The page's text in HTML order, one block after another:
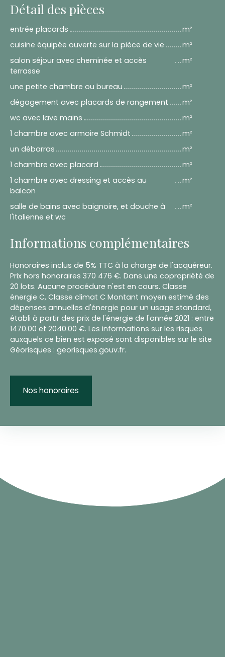
Détail des pièces
entrée placards
m²
cuisine équipée ouverte sur la pièce de vie
m²
salon séjour avec cheminée et accès
terrasse
m²
une petite chambre ou bureau
m²
dégagement avec placards de rangement
m²
wc avec lave mains
m²
1 chambre avec armoire Schmidt
m²
un débarras
m²
1 chambre avec placard
m²
1 chambre avec dressing et accès au
balcon
m²
salle de bains avec baignoire, et douche à
l'italienne et wc
m²
Informations complémentaires
Honoraires inclus de 5% TTC à la charge de l'acquéreur.
Prix hors honoraires 370 476 €. Dans une copropriété de
20 lots. Aucune procédure n'est en cours. Classe
énergie C, Classe climat C Montant moyen estimé des
dépenses annuelles d'énergie pour un usage standard,
établi à partir des prix de l'énergie de l'année 2021 : entre
1470.00 et 2040.00 €. Les informations sur les risques
auxquels ce bien est exposé sont disponibles sur le site
Géorisques : georisques.gouv.fr.
Nos honoraires